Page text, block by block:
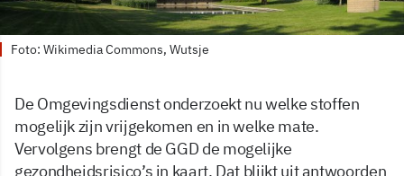
Foto: Wikimedia Commons, Wutsje
De Omgevingsdienst onderzoekt nu welke stoffen
mogelijk zijn vrijgekomen en in welke mate.
Vervolgens brengt de GGD de mogelijke
gezondheidsrisico’s in kaart. Dat blijkt uit antwoorden